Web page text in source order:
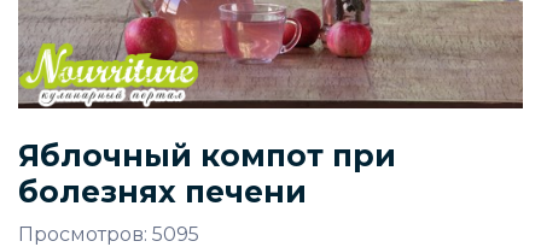
Яблочный компот при
болезнях печени
Просмотров: 5095